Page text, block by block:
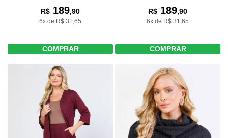
R$ 189,90
6x de R$ 31,65
COMPRAR
R$ 189,90
6x de R$ 31,65
COMPRAR